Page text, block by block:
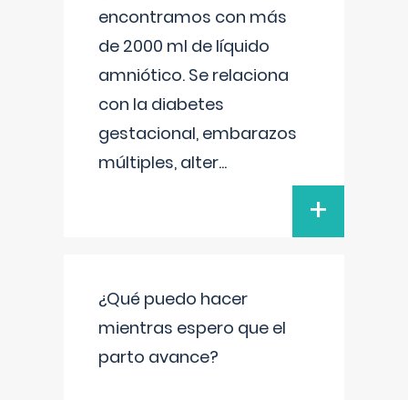
encontramos con más
de 2000 ml de líquido
amniótico. Se relaciona
con la diabetes
gestacional, embarazos
múltiples, alter...
+
¿Qué puedo hacer
mientras espero que el
parto avance?